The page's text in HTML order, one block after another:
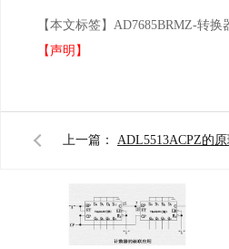
【本文标签】 AD7685BRMZ-转换
【声明】
上一篇：